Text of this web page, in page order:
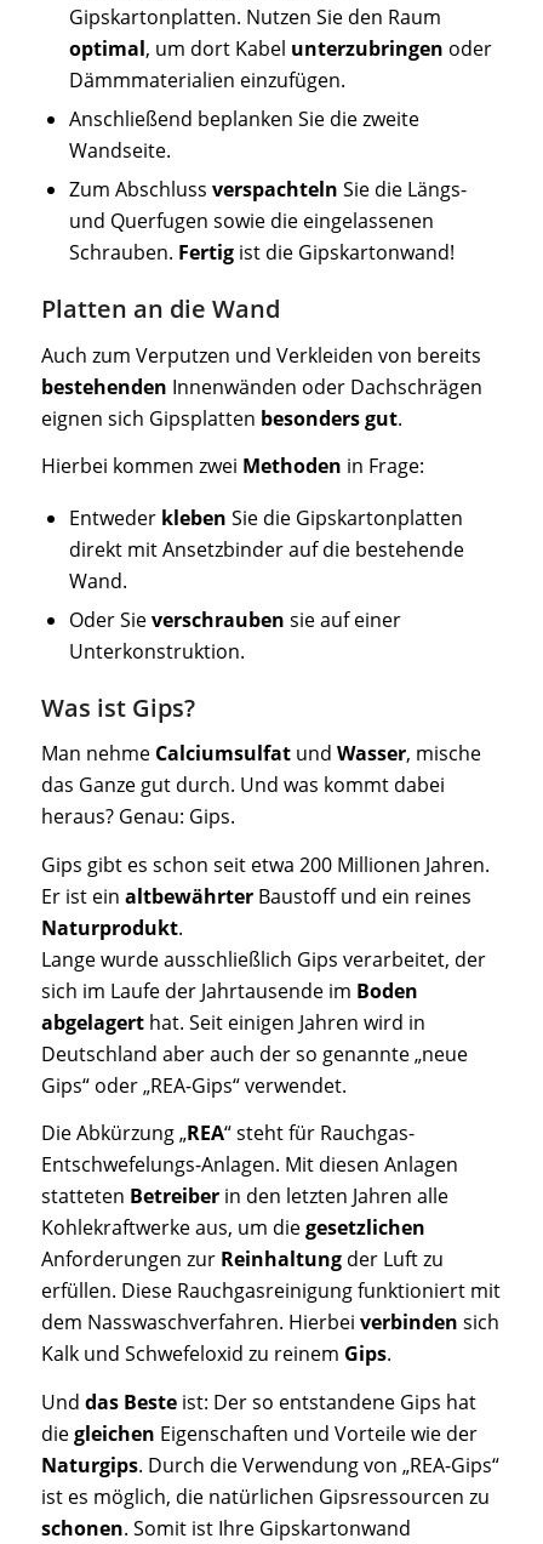
Gipskartonplatten. Nutzen Sie den Raum
optimal, um dort Kabel unterzubringen oder
Dämmmaterialien einzufügen.
Anschließend beplanken Sie die zweite
Wandseite.
Zum Abschluss verspachteln Sie die Längs-
und Querfugen sowie die eingelassenen
Schrauben. Fertigist die Gipskartonwand!
Platten an die Wand
Auch zum Verputzen und Verkleiden von bereits
bestehenden Innenwänden oder Dachschrägen
eignen sich Gipsplatten besonders gut.
Hierbei kommen zwei Methoden in Frage:
Entweder kleben Sie die Gipskartonplatten
direkt mit Ansetzbinder auf die bestehende
Wand.
Oder Sieverschrauben sie auf einer
Unterkonstruktion.
Was ist Gips?
Man nehme Calciumsulfatund Wasser, mische
das Ganze gut durch. Und was kommt dabei
heraus? Genau: Gips.
Gips gibt es schon seit etwa 200 Millionen Jahren.
Er ist ein altbewährterBaustoff und ein reines
Naturprodukt.
Lange wurde ausschließlich Gips verarbeitet, der
sich im Laufe der Jahrtausende im Boden
abgelagerthat. Seit einigen Jahren wird in
Deutschland aber auch der so genannte „neue
Gips“ oder „REA-Gips“ verwendet.
Die Abkürzung „REA“ steht für Rauchgas-
Entschwefelungs-Anlagen. Mit diesen Anlagen
statteten Betreiberin den letzten Jahren alle
Kohlekraftwerke aus, um diegesetzlichen
Anforderungen zur Reinhaltungder Luft zu
erfüllen. Diese Rauchgasreinigung funktioniert mit
dem Nasswaschverfahren. Hierbei verbinden sich
Kalk und Schwefeloxid zu reinem Gips.
Und das Besteist: Der so entstandene Gips hat
diegleichen Eigenschaften und Vorteile wie der
Naturgips. Durch die Verwendung von „REA-Gips“
ist es möglich, die natürlichen Gipsressourcen zu
schonen. Somit ist Ihre Gipskartonwand